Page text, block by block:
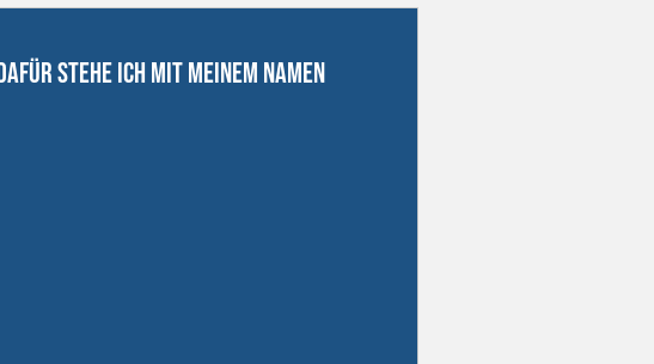
stehe ich mit meinem Namen